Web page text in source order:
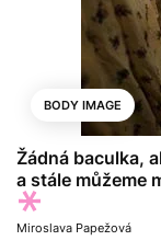
BODY IMAGE
Žádná baculka,
a stále můžeme
Miroslava Papežová